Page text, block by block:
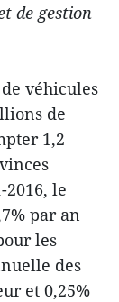
de gestion
véhicules
de
1,2
le
par an
les
des
et 0,25%